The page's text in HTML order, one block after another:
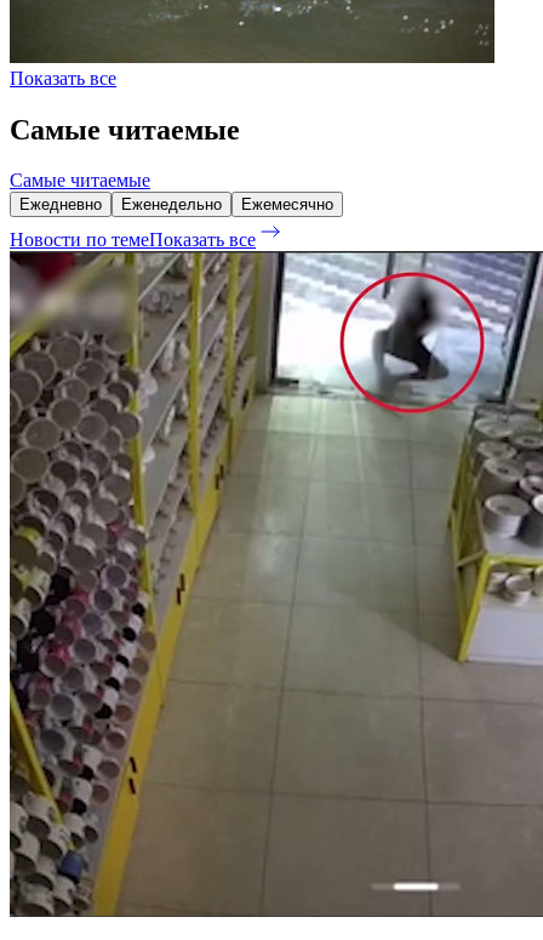
Показать все
Самые читаемые
Самые читаемые
Ежедневно Еженедельно Ежемесячно
Новости по темеПоказать все